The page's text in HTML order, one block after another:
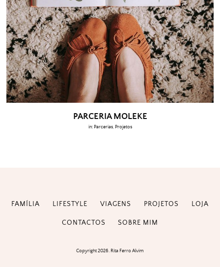
PARCERIA MOLEKE
in: Parcerias, Projetos
FAMÍLIA LIFESTYLE VIAGENS PROJETOS LOJA
CONTACTOS SOBRE MIM
Copyright 2026. Rita Ferro Alvim